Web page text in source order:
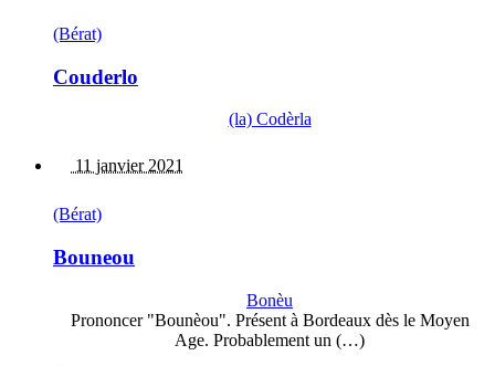
(Bérat)
Couderlo
(la) Codèrla
11 janvier 2021
(Bérat)
Bouneou
Bonèu
Prononcer "Bounèou". Présent à Bordeaux dès le Moyen
Age. Probablement un (…)